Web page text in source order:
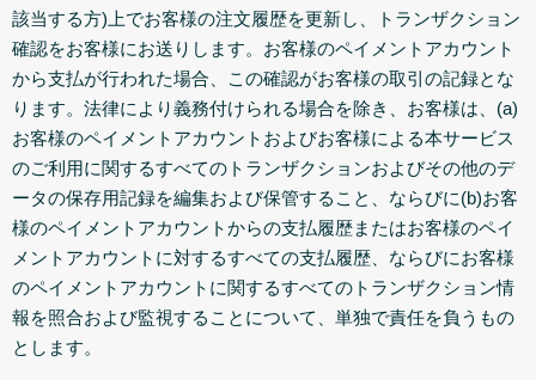
該当する方)上でお客様の注文履歴を更新し、トランザクション
確認をお客様にお送りします。お客様のペイメントアカウント
から支払が行われた場合、この確認がお客様の取引の記録とな
ります。法律により義務付けられる場合を除き、お客様は、(a)
お客様のペイメントアカウントおよびお客様による本サービス
のご利用に関するすべてのトランザクションおよびその他のデ
ータの保存用記録を編集および保管すること、ならびに(b)お客
様のペイメントアカウントからの支払履歴またはお客様のペイ
メントアカウントに対するすべての支払履歴、ならびにお客様
のペイメントアカウントに関するすべてのトランザクション情
報を照合および監視することについて、単独で責任を負うもの
とします。